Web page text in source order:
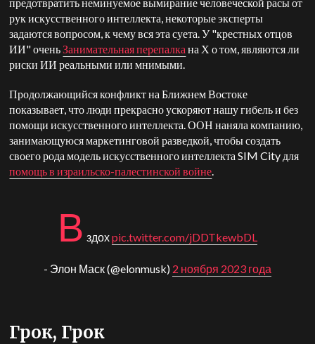
рук искусственного интеллекта, некоторые эксперты
задаются вопросом, к чему вся эта суета. У "крестных отцов
ИИ" оченьЗанимательная перепалка на Х о том, являются ли
риски ИИ реальными или мнимыми.
Продолжающийся конфликт на Ближнем Востоке
показывает, что люди прекрасно ускоряют нашу гибель и без
помощи искусственного интеллекта. ООН наняла компанию,
занимающуюся маркетинговой разведкой, чтобы создать
своего рода модель искусственного интеллекта SIM City для
помощь в израильско-палестинской войне.
В здохpic.twitter.com/jDDTkewbDL
- Элон Маск (@elonmusk) 2 ноября 2023 года
Грок, Грок